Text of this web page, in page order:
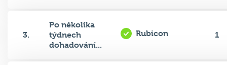
3.
Po několika
týdnech
dohadování...
Rubicon 1